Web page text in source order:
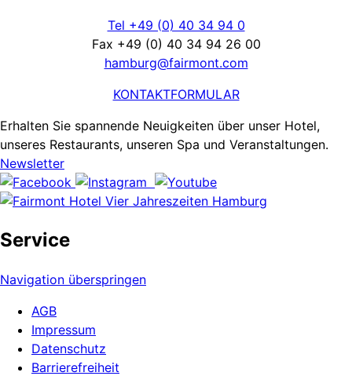
Tel +49 (0) 40 34 94 0
Fax +49 (0) 40 34 94 26 00
hamburg@fairmont.com
KONTAKTFORMULAR
Erhalten Sie spannende Neuigkeiten über unser Hotel,
unseres Restaurants, unseren Spa und Veranstaltungen.
Newsletter
Service
Navigation überspringen
AGB
Impressum
Datenschutz
Barrierefreiheit